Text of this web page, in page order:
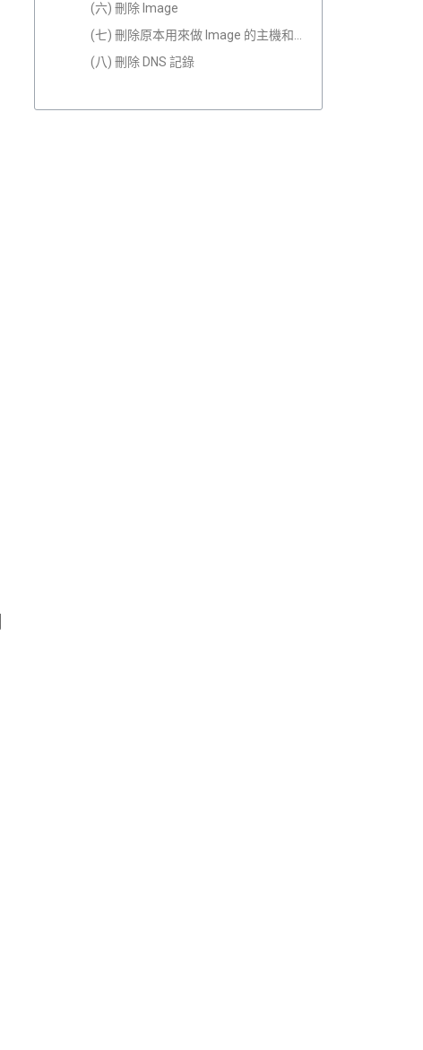
(六) 刪除 Image
(七) 刪除原本用來做 Image 的主機和 Disk
(八) 刪除 DNS 記錄